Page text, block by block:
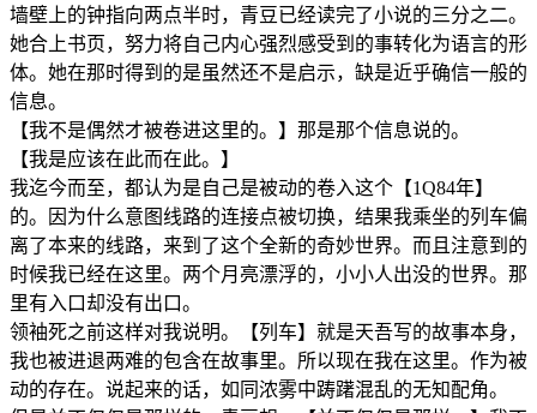
墙壁上的钟指向两点半时，青豆已经读完了小说的三分之二。
她合上书页，努力将自己内心强烈感受到的事转化为语言的形
体。她在那时得到的是虽然还不是启示，缺是近乎确信一般的
信息。
【我不是偶然才被卷进这里的。】那是那个信息说的。
【我是应该在此而在此。】
我迄今而至，都认为是自己是被动的卷入这个【1Q84年】
的。因为什么意图线路的连接点被切换，结果我乘坐的列车偏
离了本来的线路，来到了这个全新的奇妙世界。而且注意到的
时候我已经在这里。两个月亮漂浮的，小小人出没的世界。那
里有入口却没有出口。
领袖死之前这样对我说明。【列车】就是天吾写的故事本身，
我也被进退两难的包含在故事里。所以现在我在这里。作为被
动的存在。说起来的话，如同浓雾中踌躇混乱的无知配角。